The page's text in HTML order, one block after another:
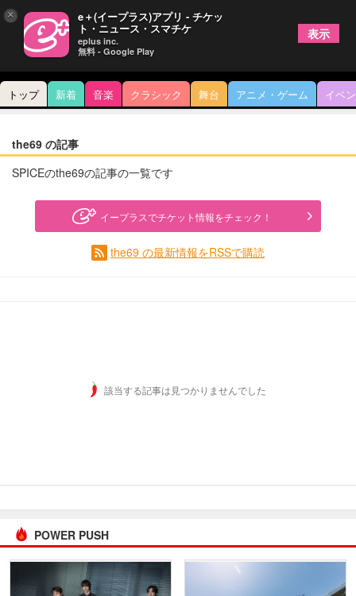
トップ 新着 音楽 クラシック 舞台 アニメ・ゲーム イベ
the69 の記事
SPICEのthe69の記事の一覧です
イープラスでチケット情報をチェック！
the69 の最新情報をRSSで購読
該当する記事は見つかりませんでした
POWER PUSH
× e＋(イープラス)アプリ - チケッ
ト・ニュース・スマチケ
eplus inc.
無料 - Google Play
表示